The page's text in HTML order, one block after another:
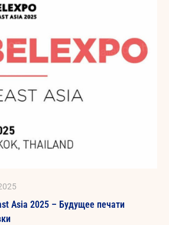
Asia 2025 – Будущее печати